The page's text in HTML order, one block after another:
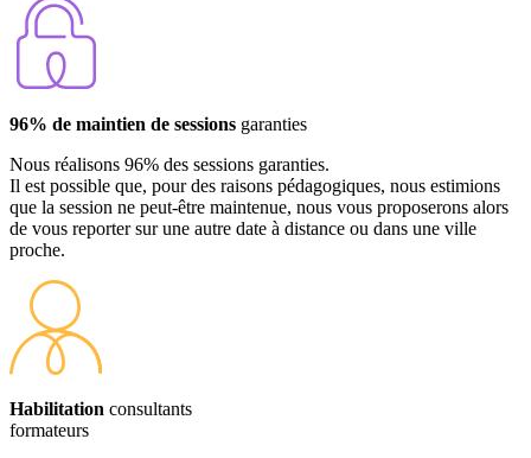
96% de maintien de sessions garanties
Nous réalisons 96% des sessions garanties.
Il est possible que, pour des raisons pédagogiques, nous estimions
que la session ne peut-être maintenue, nous vous proposerons alors
de vous reporter sur une autre date à distance ou dans une ville
proche.
Habilitation consultants
formateurs